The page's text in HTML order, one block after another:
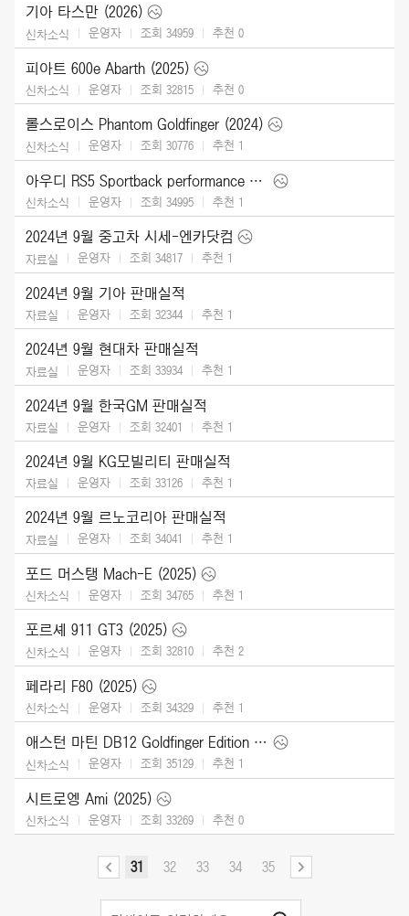
기아 타스만 (2026)
신차소식 운영자 조회 34959 추천 0
피아트 600e Abarth (2025)
신차소식 운영자 조회 32815 추천 0
롤스로이스 Phantom Goldfinger (2024)
신차소식 운영자 조회 30776 추천 1
아우디 RS5 Sportback performance edition (2024)
신차소식 운영자 조회 34995 추천 1
2024년 9월 중고차 시세-엔카닷컴
자료실 운영자 조회 34817 추천 1
2024년 9월 기아 판매실적
자료실 운영자 조회 32344 추천 1
2024년 9월 현대차 판매실적
자료실 운영자 조회 33934 추천 1
2024년 9월 한국GM 판매실적
자료실 운영자 조회 32401 추천 1
2024년 9월 KG모빌리티 판매실적
자료실 운영자 조회 33126 추천 1
2024년 9월 르노코리아 판매실적
자료실 운영자 조회 34041 추천 1
포드 머스탱 Mach-E (2025)
신차소식 운영자 조회 34765 추천 1
포르셰 911 GT3 (2025)
신차소식 운영자 조회 32810 추천 2
페라리 F80 (2025)
신차소식 운영자 조회 34329 추천 1
애스턴 마틴 DB12 Goldfinger Edition (2025)
신차소식 운영자 조회 35129 추천 1
시트로엥 Ami (2025)
신차소식 운영자 조회 33269 추천 0
31 32 33 34 35